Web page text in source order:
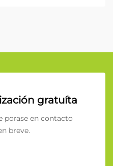
gratuíta
porase en contacto
breve.